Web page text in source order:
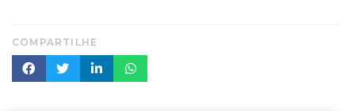
COMPARTILHE